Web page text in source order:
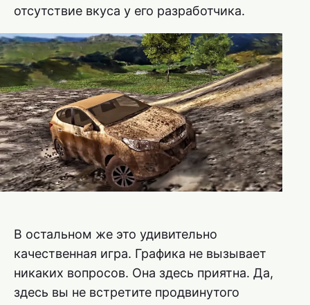
отсутствие вкуса у его разработчика.
В остальном же это удивительно
качественная игра. Графика не вызывает
никаких вопросов. Она здесь приятна. Да,
здесь вы не встретите продвинутого